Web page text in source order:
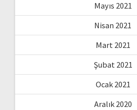
Mayıs 2021
Nisan 2021
Mart 2021
Şubat 2021
Ocak 2021
Aralık 2020